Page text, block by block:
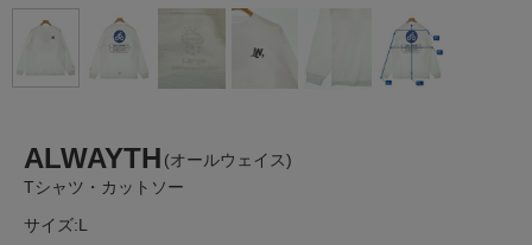
ALWAYTH (オールウェイス)
Tシャツ・カットソー
サイズ:L